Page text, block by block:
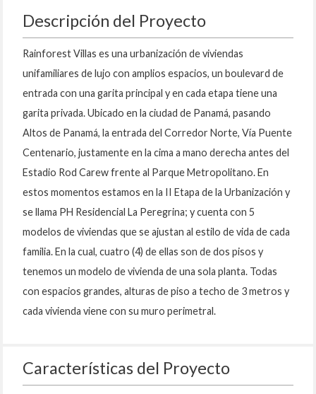
Descripción del Proyecto
Rainforest Villas es una urbanización de viviendas
unifamiliares de lujo con amplios espacios, un boulevard de
entrada con una garita principal y en cada etapa tiene una
garita privada. Ubicado en la ciudad de Panamá, pasando
Altos de Panamá, la entrada del Corredor Norte, Vía Puente
Centenario, justamente en la cima a mano derecha antes del
Estadio Rod Carew frente al Parque Metropolitano. En
estos momentos estamos en la II Etapa de la Urbanización y
se llama PH Residencial La Peregrina; y cuenta con 5
modelos de viviendas que se ajustan al estilo de vida de cada
familia. En la cual, cuatro (4) de ellas son de dos pisos y
tenemos un modelo de vivienda de una sola planta. Todas
con espacios grandes, alturas de piso a techo de 3 metros y
cada vivienda viene con su muro perimetral.
Características del Proyecto